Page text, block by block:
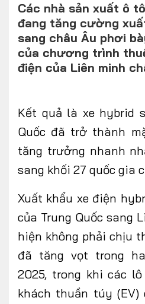
Infographics
Album ảnh
Video
HÃNG XE
FOLLOW US
Facebook Youtube
Các nhà sản xuất ô
đang tăng cường
sang châu Âu phơi
của chương trình
điện của Liên minh
Kết quả là xe hybrid
Quốc đã trở thành
tăng trưởng nhanh
sang khối 27 quốc gia
Xuất khẩu xe điện
của Trung Quốc sang
hiện không phải chịu
đã tăng vọt trong
2025, trong khi các
khách thuần túy